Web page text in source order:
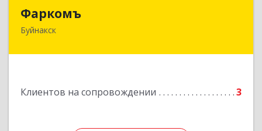
Фаркомъ
Буйнакск
Клиентов на сопровождении 3